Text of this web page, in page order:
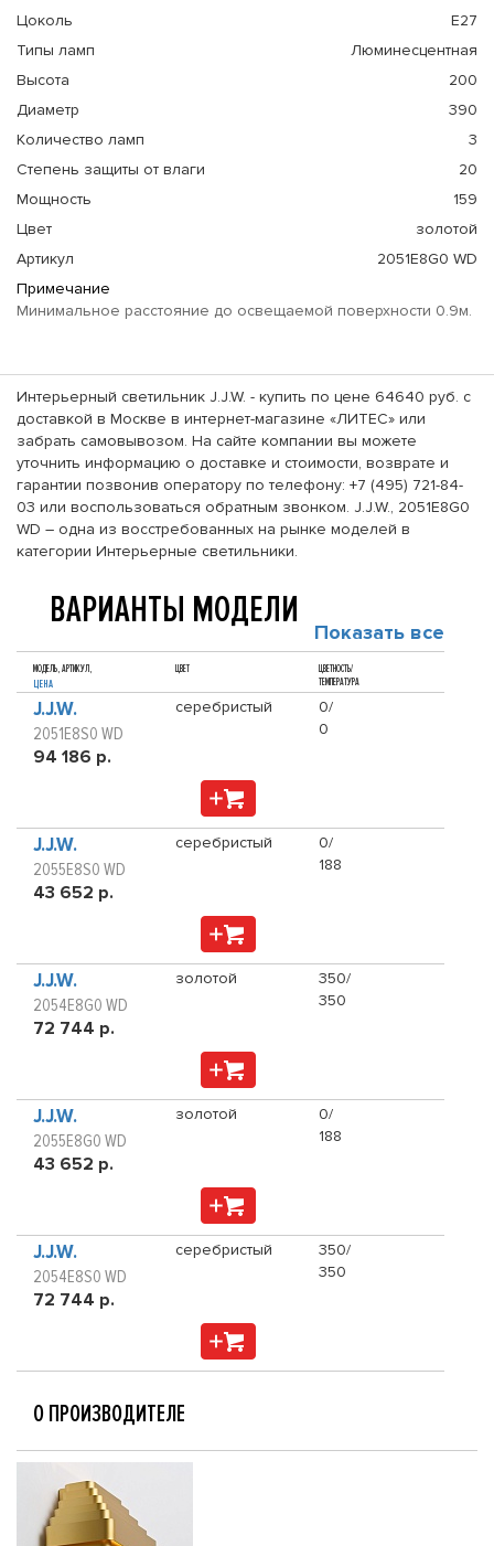
Цоколь
E27
Типы ламп
Люминесцентная
Высота
200
Диаметр
390
Количество ламп
3
Степень защиты от влаги
20
Мощность
159
Цвет
золотой
Артикул
2051E8G0 WD
Примечание
Минимальное расстояние до освещаемой поверхности 0.9м.
Интерьерный светильник J.J.W. - купить по цене 64640 руб. с
доставкой в Москве в интернет-магазине «ЛИТЕС» или
забрать самовывозом. На сайте компании вы можете
уточнить информацию о доставке и стоимости, возврате и
гарантии позвонив оператору по телефону: +7 (495) 721-84-
03 или воспользоваться обратным звонком. J.J.W., 2051E8G0
WD – одна из восстребованных на рынке моделей в
категории Интерьерные светильники.
ВАРИАНТЫ МОДЕЛИ Показать все
МОДЕЛЬ, АРТИКУЛ,
ЦЕНА
ЦВЕТ
ЦВЕТНОСТЬ/
ТЕМПЕРАТУРА
J.J.W.
2051E8S0 WD
94 186 р.
серебристый
0/
0
J.J.W.
2055E8S0 WD
43 652 р.
серебристый
0/
188
J.J.W.
2054E8G0 WD
72 744 р.
золотой
350/
350
J.J.W.
2055E8G0 WD
43 652 р.
золотой
0/
188
J.J.W.
2054E8S0 WD
72 744 р.
серебристый
350/
350
О ПРОИЗВОДИТЕЛЕ